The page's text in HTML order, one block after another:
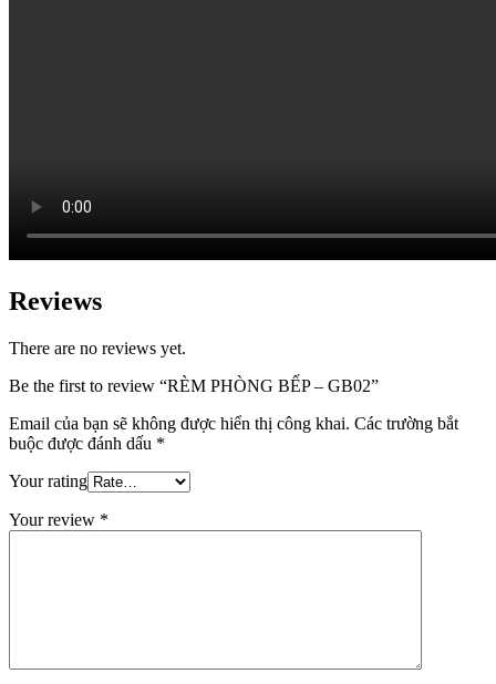
Reviews
There are no reviews yet.
Be the first to review “RÈM PHÒNG BẾP – GB02”
Email của bạn sẽ không được hiển thị công khai. Các trường bắt
buộc được đánh dấu *
Your rating
Your review *